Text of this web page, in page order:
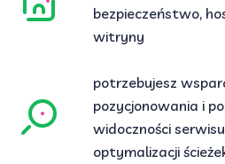
bezpieczeństwo,
witryny
potrzebujesz
pozycjonowania i
widoczności
optymalizacji